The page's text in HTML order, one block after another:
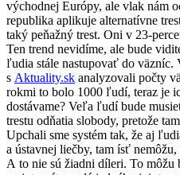
východnej Európy, ale vlak nám
republika aplikuje alternatívne
taký peňažný trest. Oni v 23-
Ten trend nevidíme, ale bude
ľudia stále nastupovať do väzníc.
s Aktuality.sk analyzovali počty
rokmi to bolo 1000 ľudí, teraz je
dostávame? Veľa ľudí bude
trestu odňatia slobody, pretože
Upchali sme systém tak, že aj
a ústavnej liečby, tam ísť
A to nie sú žiadni díleri. To